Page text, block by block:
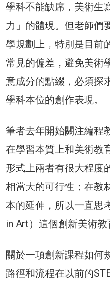
學科不能缺席，美術生
力」的體現。但老師們
學規劃上，特別是目前
常見的偏差，避免美術
意成分的點綴，必須探
學科本位的創作表現。
筆者去年開始關注編程
在學習本質上和美術教
形式上兩者有很大程度
相當大的可行性；在教
本的延伸，所以一直思
in Art）這個創新美術教
關於一項創新課程如何
路徑和流程在以前的